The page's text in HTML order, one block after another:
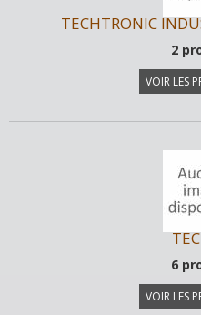
TECHTRONIC
2
VOIR LES
6
VOIR LES